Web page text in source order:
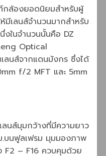
กล้องยอดนิยมสำหรับผู้
เลนส์จำนวนมากสำหรับ
งในจำนวนนั้นคือ DZ
Optical
ลนส์จากแดนมังกร ซึ่งได้
f/2 MFT และ 5mm
นส์มุมกว้างที่มีความยาว
.บนฟูลเฟรม มุมมองภาพ
F2 – F16 ควบคุมด้วย